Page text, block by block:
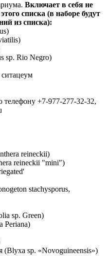
Включает в себя не
списка (в наборе будут
из списка):
sp. Rio Negro)
телефону +7-977-277-32-32,
reineckii)
reineckii "mini")
stachysporus,
sp. Green)
Periana)
(Blyxa sp. «Novoguineensis»)